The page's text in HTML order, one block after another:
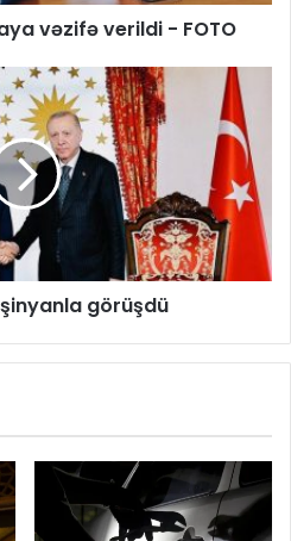
vəzifə verildi - FOTO
görüşdü